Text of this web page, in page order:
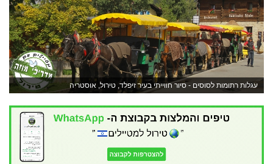
עגלות רתומות לסוסים - סיור חווייתי בעיר זיפלד, טירול, אוסטריה